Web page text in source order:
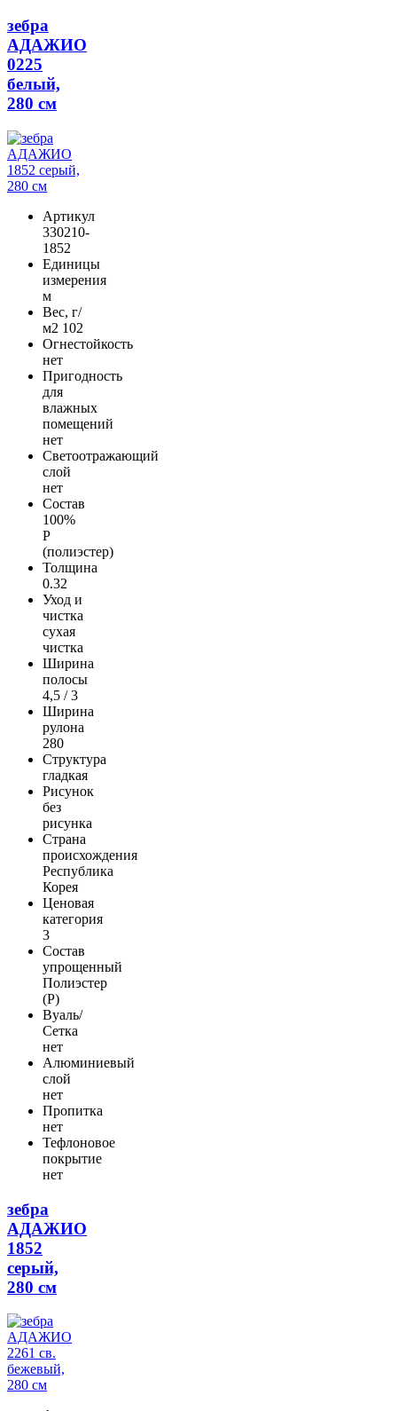
зебра
АДАЖИО
0225
белый,
280 см
Артикул
330210-
1852
Единицы
измерения
м
Вес, г/
м2 102
Огнестойкость
нет
Пригодность
для
влажных
помещений
нет
Светоотражающий
слой
нет
Состав
100%
Р
(полиэстер)
Толщина
0.32
Уход и
чистка
сухая
чистка
Ширина
полосы
4,5 / 3
Ширина
рулона
280
Структура
гладкая
Рисунок
без
рисунка
Страна
происхождения
Республика
Корея
Ценовая
категория
3
Состав
упрощенный
Полиэстер
(Р)
Вуаль/
Сетка
нет
Алюминиевый
слой
нет
Пропитка
нет
Тефлоновое
покрытие
нет
зебра
АДАЖИО
1852
серый,
280 см